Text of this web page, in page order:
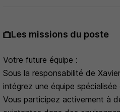
Les missions du poste
Votre future équipe :
Sous la responsabilité de
intégrez une équipe
Vous participez activement à